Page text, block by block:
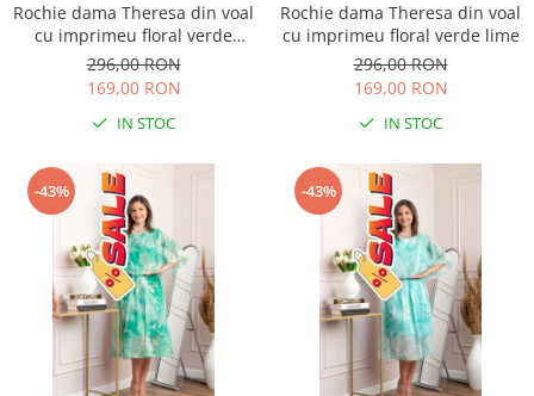
Rochie dama Theresa din voal
cu imprimeu floral verde
salvie
296,00 RON
169,00 RON
IN STOC
Rochie dama Theresa din voal
cu imprimeu floral verde lime
296,00 RON
169,00 RON
IN STOC
-43% -43%